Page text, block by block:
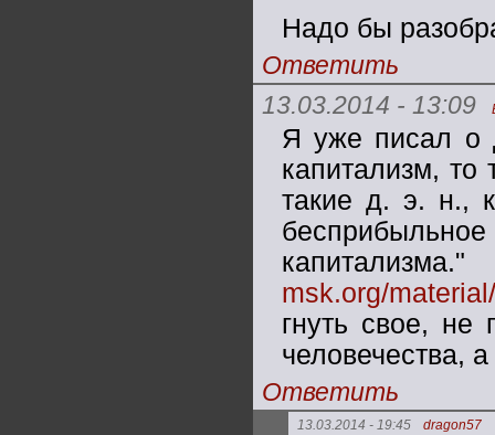
Надо бы
Ответить
13.03.2014 - 13:09
Я уже писал о
капитализм, то
такие д. э. н.,
msk.org/
гнуть свое, не
человечества,
Ответить
13.03.2014 - 19:45 dragon57